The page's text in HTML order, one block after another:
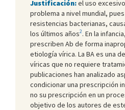
Justificación:el uso
problema a nivel mundial,
resistencias bacterianas,
los últimos años2. En la
prescriben Ab de forma
etiología vírica. La BA es una
víricas que no requiere
publicaciones han analizado
condicionar una prescripción
no su prescripción en un
objetivo de los autores de